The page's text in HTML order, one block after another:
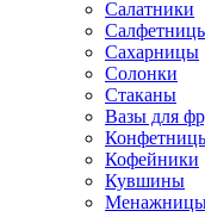
Салатники
Сахарницы
Солонки
Стаканы
Вазы для
Кофейники
Кувшины